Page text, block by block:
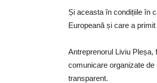
Și aceasta în condițiile în
Europeană și care a
Antreprenorul Liviu Pleșa,
comunicare organizate
transparent.